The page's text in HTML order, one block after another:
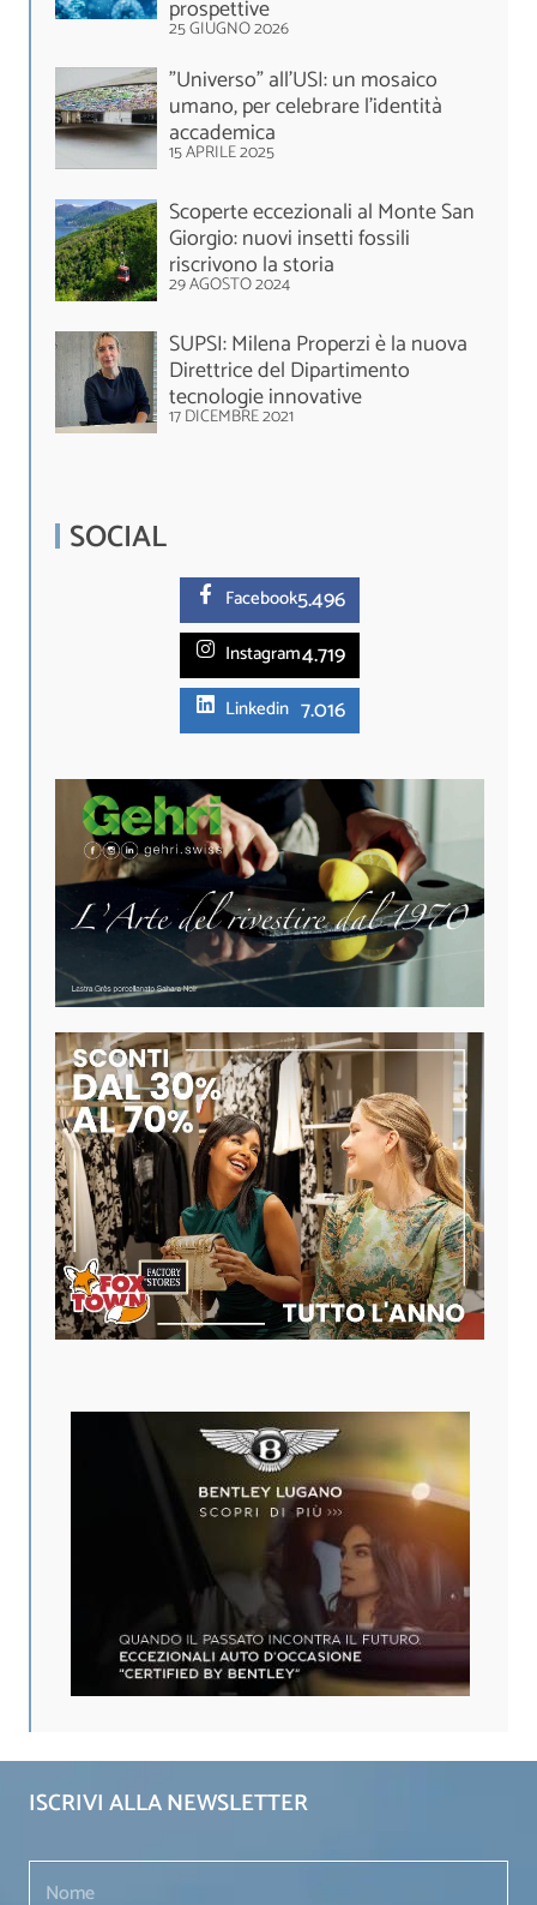
prospettive
25 GIUGNO 2026
"Universo" all'USI: un mosaico
umano, per celebrare l'identità
accademica
15 APRILE 2025
Scoperte eccezionali al Monte San
Giorgio: nuovi insetti fossili
riscrivono la storia
29 AGOSTO 2024
SUPSI: Milena Properzi è la nuova
Direttrice del Dipartimento
tecnologie innovative
17 DICEMBRE 2021
SOCIAL
Facebook5.496
Instagram4.719
Linkedin 7.016
ISCRIVI ALLA NEWSLETTER